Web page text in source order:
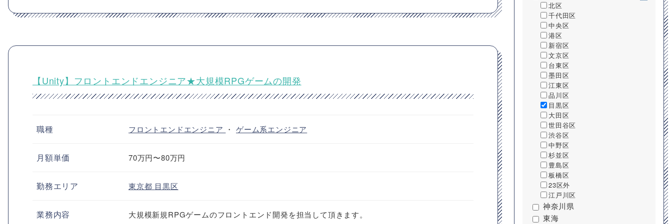
【Unity】フロントエンドエンジニア★大規模RPGゲームの開発
職種 フロントエンドエンジニア ・ゲーム系エンジニア
月額単価 70万円〜80万円
勤務エリア 東京都 目黒区
業務内容 大規模新規RPGゲームのフロントエンド開発を担当して頂きます。
北区
千代田区
中央区
港区
新宿区
文京区
台東区
墨田区
江東区
品川区
目黒区
大田区
世田谷区
渋谷区
中野区
杉並区
豊島区
板橋区
23区外
江戸川区
神奈川県
東海